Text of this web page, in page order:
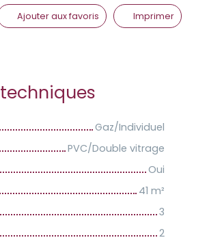
Ajouter aux favoris Imprimer
techniques
Gaz/Individuel
PVC/Double vitrage
Oui
41 m²
3
2